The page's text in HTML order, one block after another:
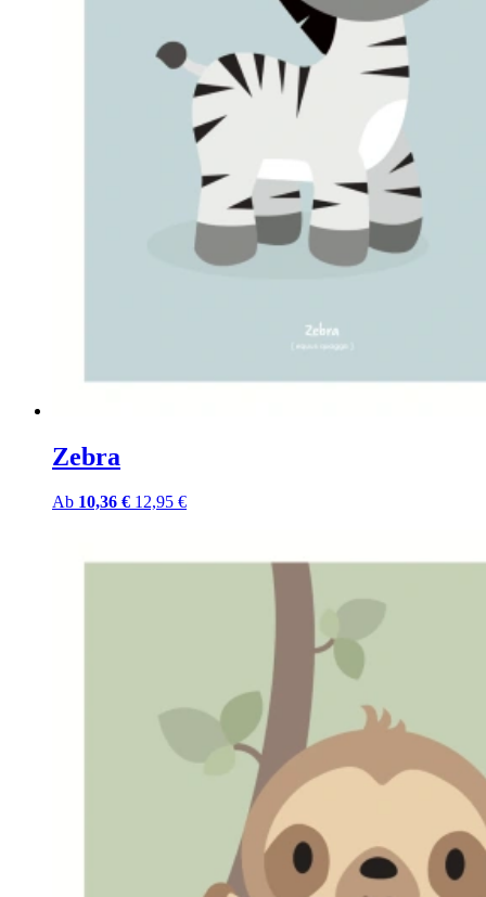
Zebra
Ab 10,36 € 12,95 €